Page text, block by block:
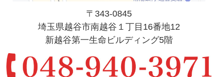
〒343-0845
埼玉県越谷市南越谷１丁目16番地12
新越谷第一生命ビルディング5階